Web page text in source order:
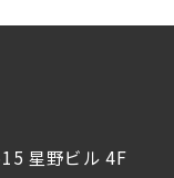
星野ビル 4F